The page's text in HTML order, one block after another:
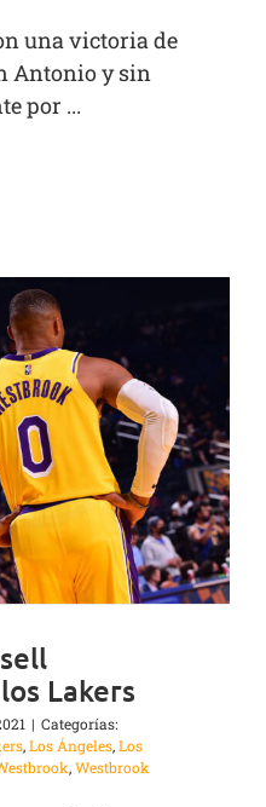
una victoria de
Antonio y sin
por ...
Lakers
| Categorías:
,Los Ángeles,Los
,Westbrook